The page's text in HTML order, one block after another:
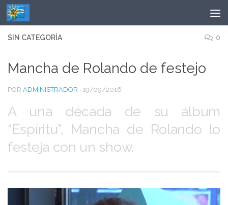
Saltar al contenido
SIN CATEGORÍA 0
Mancha de Rolando de festejo
POR ADMINISTRADOR · 19/09/2016
A una década de su álbum
“Espíritu”, Mancha de Rolando lo
festeja con un show.